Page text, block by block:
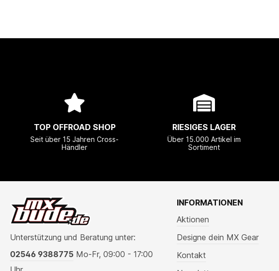
TOP OFFROAD SHOP
Seit über 15 Jahren Cross-
Händler
RIESIGES LAGER
Über 15.000 Artikel im
Sortiment
Unterstützung und Beratung unter:
02546 9388775 Mo-Fr, 09:00 - 17:00
INFORMATIONEN
Aktionen
Designe dein MX Gear
Kontakt